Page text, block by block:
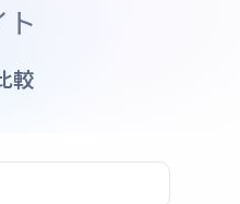
較